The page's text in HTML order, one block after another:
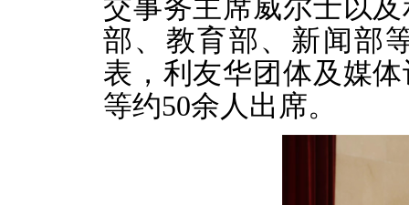
交事务主席威尔士以
部、教育部、新闻部
表，利友华团体及媒
等约50余人出席。